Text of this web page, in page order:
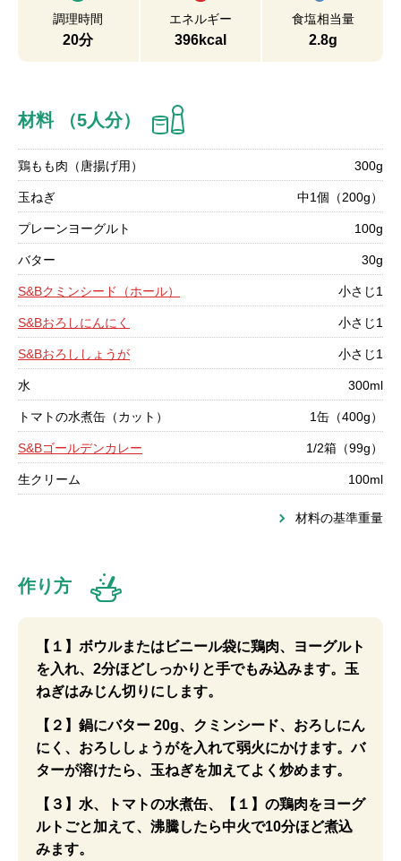
調理時間
20分
エネルギー
396kcal
食塩相当量
2.8g
材料 （5人分）
鶏もも肉（唐揚げ用） 300g
玉ねぎ 中1個（200g）
プレーンヨーグルト 100g
バター 30g
S&Bクミンシード（ホール） 小さじ1
S&Bおろしにんにく 小さじ1
S&Bおろししょうが 小さじ1
水 300ml
トマトの水煮缶（カット） 1缶（400g）
S&Bゴールデンカレー 1/2箱（99g）
生クリーム 100ml
材料の基準重量
作り方
【１】ボウルまたはビニール袋に鶏肉、ヨーグルト
を入れ、2分ほどしっかりと手でもみ込みます。玉
ねぎはみじん切りにします。
【２】鍋にバター 20g、クミンシード、おろしにん
にく、おろししょうがを入れて弱火にかけます。バ
ターが溶けたら、玉ねぎを加えてよく炒めます。
【３】水、トマトの水煮缶、【１】の鶏肉をヨーグ
ルトごと加えて、沸騰したら中火で10分ほど煮込
みます。